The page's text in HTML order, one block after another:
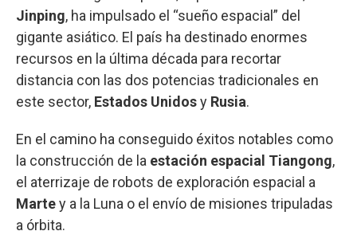
Jinping, ha impulsado el “sueño espacial” del
gigante asiático. El país ha destinado enormes
recursos en la última década para recortar
distancia con las dos potencias tradicionales en
este sector, Estados Unidosy Rusia.
En el camino ha conseguido éxitos notables como
la construcción de la estación espacial Tiangong,
el aterrizaje de robots de exploración espacial a
Martey a la Luna o el envío de misiones tripuladas
a órbita.